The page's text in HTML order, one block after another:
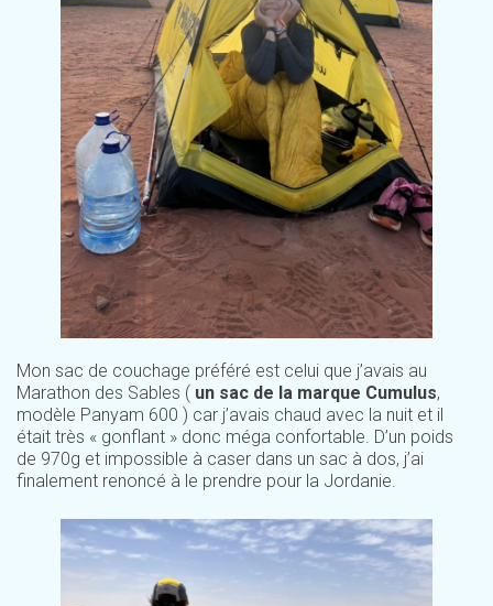
Mon sac de couchage préféré est celui que j’avais au
Marathon des Sables ( un sac de la marque Cumulus,
modèle Panyam 600 ) car j’avais chaud avec la nuit et il
était très « gonflant » donc méga confortable. D’un poids
de 970g et impossible à caser dans un sac à dos, j’ai
finalement renoncé à le prendre pour la Jordanie.